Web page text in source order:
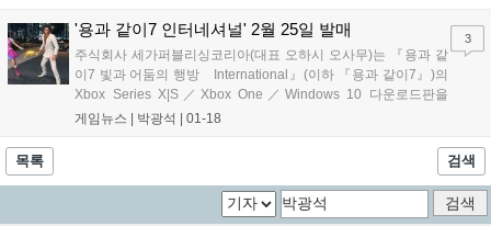
'용과 같이7 인터네셔널' 2월 25일 발매
주식회사 세가퍼블리싱코리아(대표 오하시 오사무)는 『용과 같
이7 빛과 어둠의 행방 International』(이하 『용과 같이7』)의
Xbox Series X|S／Xbox One／Windows 10 다운로드판을
2021...
게임뉴스 | 박광석 | 01-18
3
목록 검색